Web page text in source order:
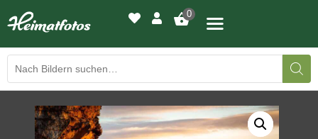
0
BILDERGALERIE